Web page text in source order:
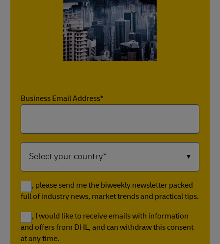
Business Email Address*
Yes, please send me the biweekly newsletter packed
full of industry news, market trends and practical tips.
Yes, I would like to receive emails with information
and offers from DHL, and can withdraw this consent
at any time.